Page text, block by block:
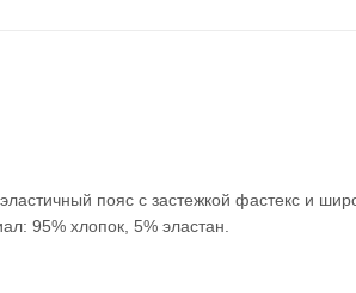
пояс с застежкой фастекс и
95% хлопок, 5% эластан.